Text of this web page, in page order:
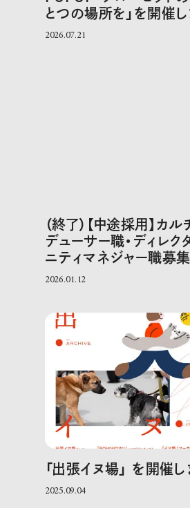
とつの場所を」を開催し
2026.07.21
（終了）【中途採用】カ
デューサー職・ディレク
ニティマネジャー職募
2026.01.12
「出張イヌ場」 を開催し
2025.09.04